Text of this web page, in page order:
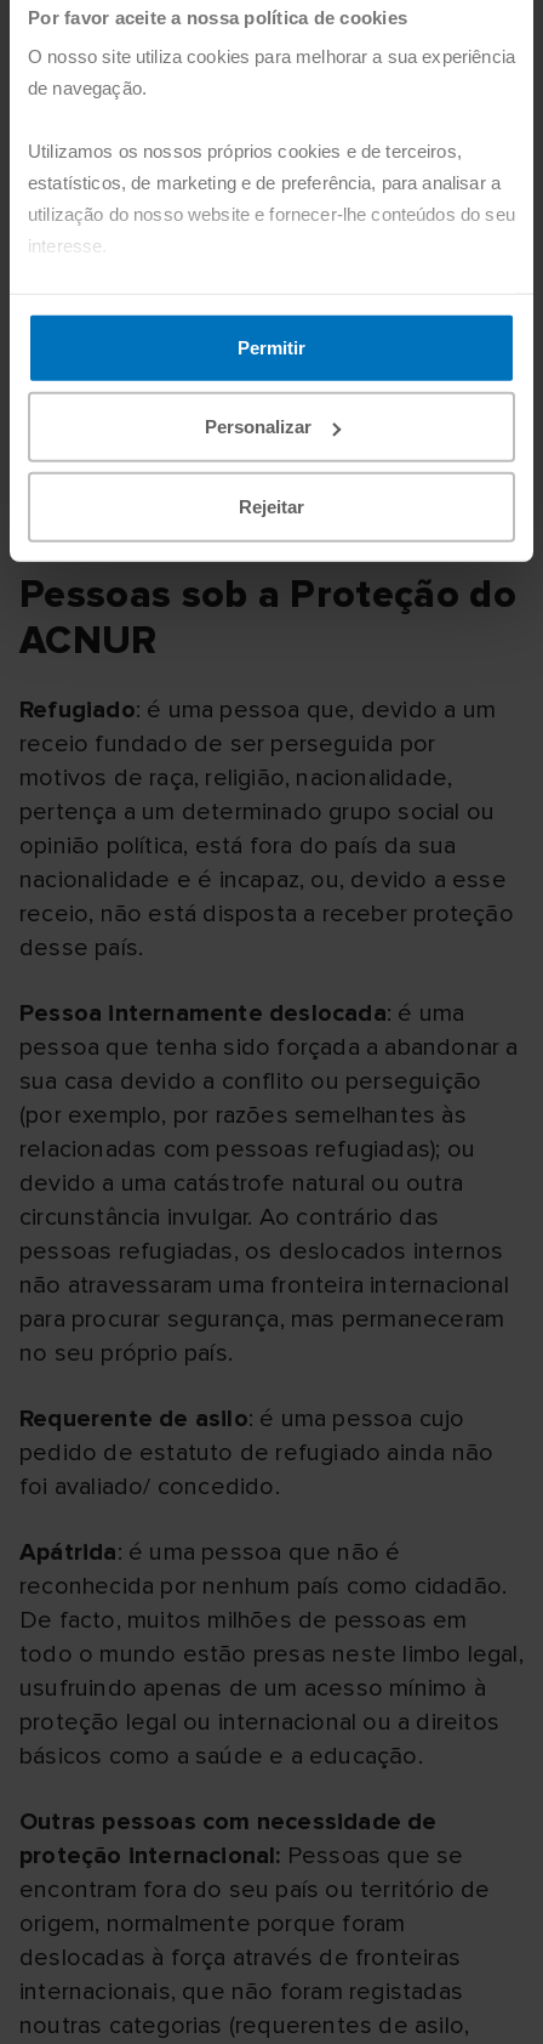
Por favor aceite a nossa política de cookies
O nosso site utiliza cookies para melhorar a sua experiência
de navegação.
Utilizamos os nossos próprios cookies e de terceiros,
estatísticos, de marketing e de preferência, para analisar a
utilização do nosso website e fornecer-lhe conteúdos do seu
interesse.
"Aceitar". Pode também recusá-los, configurá-los e obter
Permitir
Personalizar
Rejeitar
em águas
extraordinariamente difíceis.
conflitos e a consequente
deslocação em massa,
novos desafios ao asilo, o
entre necessidades
humanitárias, recursos e a
crescente xenofobia, é
muito perigosa.
Pessoas sob a Proteção do
ACNUR
Refugiado: é uma pessoa que, devido a um
receio fundado de ser perseguida por
motivos de raça, religião, nacionalidade,
pertença a um determinado grupo social ou
opinião política, está fora do país da sua
nacionalidade e é incapaz, ou, devido a esse
receio, não está disposta a receber proteção
desse país.
Pessoa internamente deslocada: é uma
pessoa que tenha sido forçada a abandonar a
sua casa devido a conflito ou perseguição
(por exemplo, por razões semelhantes às
relacionadas com pessoas refugiadas); ou
devido a uma catástrofe natural ou outra
circunstância invulgar. Ao contrário das
pessoas refugiadas, os deslocados internos
não atravessaram uma fronteira internacional
para procurar segurança, mas permaneceram
no seu próprio país.
Requerente de asilo: é uma pessoa cujo
pedido de estatuto de refugiado ainda não
foi avaliado/ concedido.
Apátrida: é uma pessoa que não é
reconhecida por nenhum país como cidadão.
De facto, muitos milhões de pessoas em
todo o mundo estão presas neste limbo legal,
usufruindo apenas de um acesso mínimo à
proteção legal ou internacional ou a direitos
básicos como a saúde e a educação.
Outras pessoas com necessidade de
proteção internacional: Pessoas que se
encontram fora do seu país ou território de
origem, normalmente porque foram
deslocadas à força através de fronteiras
internacionais, que não foram registadas
noutras categorias (requerentes de asilo,